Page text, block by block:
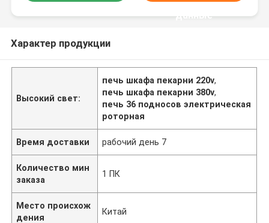
данные
Характер продукции
Высокий свет:
печь шкафа пекарни 220v,
печь шкафа пекарни 380v,
печь 36 подносов электрическая
роторная
Время доставки рабочий день 7
Количество мин
заказа
1 ПК
Место происхож
дения
Китай